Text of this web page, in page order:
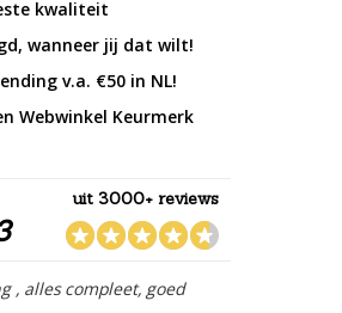
kwaliteit
wanneer jij dat wilt!
v.a. €50 in NL!
Webwinkel Keurmerk
uit 3000+ reviews
, alles compleet, goed